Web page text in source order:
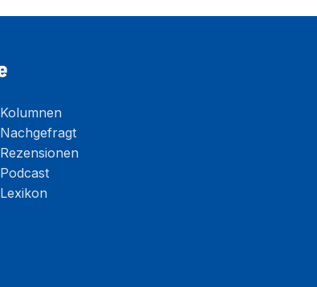
Kolumnen
Nachgefragt
Rezensionen
Podcast
Lexikon